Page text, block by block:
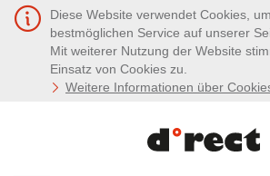
Diese Website verwendet Cookies,
bestmöglichen Service auf unserer
Mit weiterer Nutzung der Website
Einsatz von Cookies zu.
Weitere Informationen über